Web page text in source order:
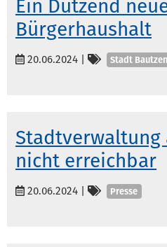
Ein Dutzend
Bürgerhaushalt
20.06.2024 | Kategorien
Stadt Bautzen
Stadtverwaltung
nicht erreichbar
20.06.2024 | Kategorien
Presse